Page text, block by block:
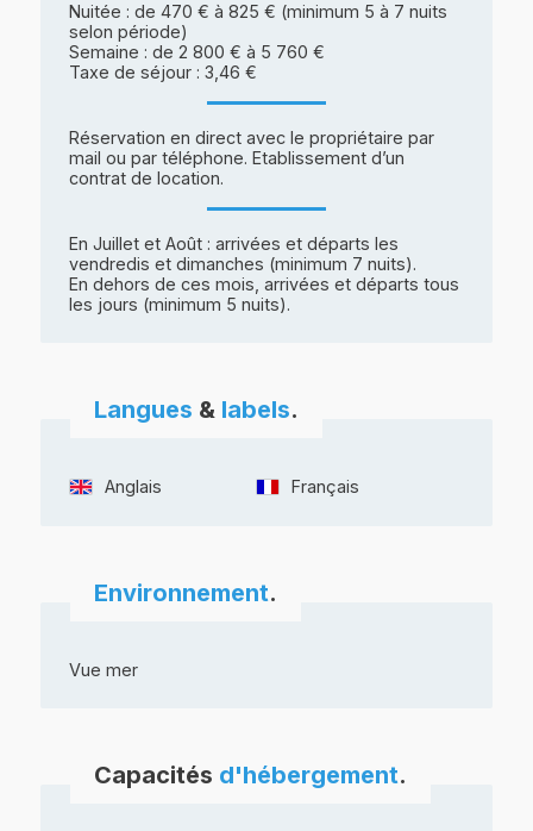
Nuitée : de 470 € à 825 € (minimum 5 à 7 nuits
selon période)
Semaine : de 2 800 € à 5 760 €
Taxe de séjour : 3,46 €
Réservation en direct avec le propriétaire par
mail ou par téléphone. Etablissement d’un
contrat de location.
En Juillet et Août : arrivées et départs les
vendredis et dimanches (minimum 7 nuits).
En dehors de ces mois, arrivées et départs tous
les jours (minimum 5 nuits).
Langues & labels.
Anglais Français
Environnement.
Vue mer
Capacités d'hébergement.